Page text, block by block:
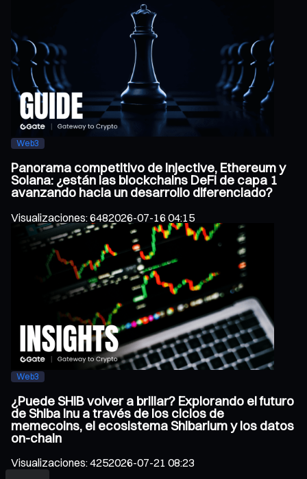
Web3
Panorama competitivo de Injective, Ethereum y
Solana: ¿están las blockchains DeFi de capa 1
avanzando hacia un desarrollo diferenciado?
Visualizaciones:6482026-07-16 04:15
Web3
¿Puede SHIB volver a brillar? Explorando el futuro
de Shiba Inu a través de los ciclos de
memecoins, el ecosistema Shibarium y los datos
on-chain
Visualizaciones:4252026-07-21 08:23